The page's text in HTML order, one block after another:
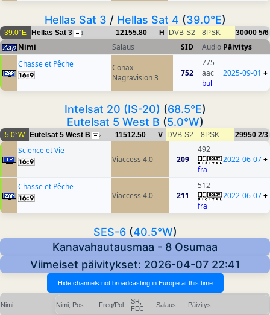
Hellas Sat 3 / Hellas Sat 4 (39.0°E)
39.0°E Hellas Sat 3 1 12155.80 H DVB-S2 8PSK 30000 5/6
Nimi Salaus SID Audio Päivitys
Chasse et Pêche
Conax
Nagravision 3
752
775
aac
bul
2025-09-01 +
Intelsat 20 (IS-20) (68.5°E)
Eutelsat 5 West B (5.0°W)
5.0°W Eutelsat 5 West B 2 11512.50 V DVB-S2 8PSK 29950 2/3
Science et Vie
Viaccess 4.0
209
492
fra
2022-06-07+
Chasse et Pêche
Viaccess 4.0
211
512
fra
2022-06-07+
SES-6(40.5°W)
Kanavahautausmaa - 8 Osumaa
Viimeiset päivitykset: 2026-04-07 22:41
Nimi Nimi, Pos. Freq/Pol
SR,
FEC
Salaus Päivitys